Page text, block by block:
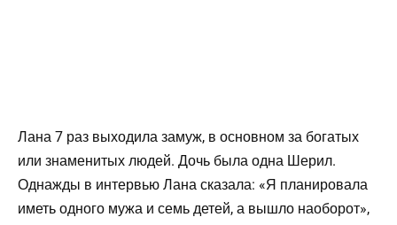
Лана 7 раз выходила замуж, в основном за богатых
или знаменитых людей. Дочь была одна Шерил.
Однажды в интервью Лана сказала: «Я планировала
иметь одного мужа и семь детей, а вышло наоборот»,